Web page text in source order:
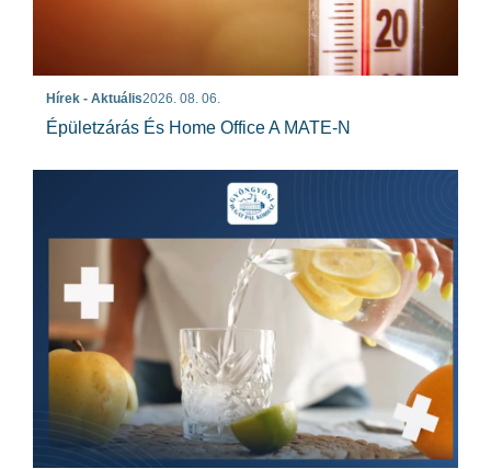
Hírek - Aktuális2026. 08. 06.
Épületzárás És Home Office A MATE-N